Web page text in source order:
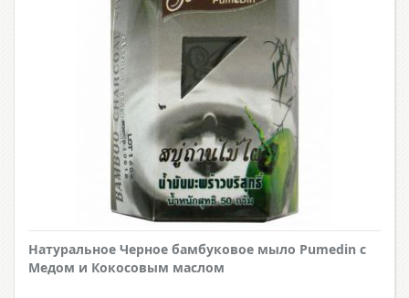
Натуральное Черное бамбуковое мыло Pumedin с
Медом и Кокосовым маслом